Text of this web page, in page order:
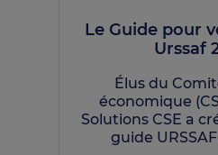
Le Guide pour
Urssaf
Élus du
économique
Solutions CSE a
guide